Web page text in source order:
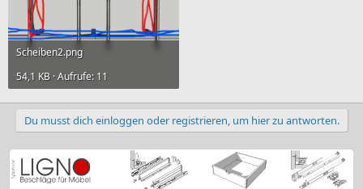
Scheiben2.png
54,1 KB · Aufrufe: 11
Du musst dich einloggen oder registrieren, um hier zu antworten.